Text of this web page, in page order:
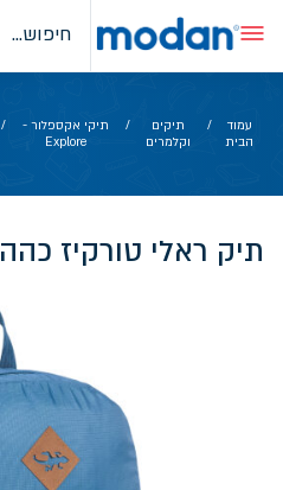
content
עמוד
הבית
/
תיקים
וקלמרים
/
תיקי אקספלור -
Explore
/
תיק ראלי טורקיז כהה